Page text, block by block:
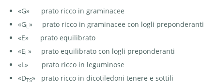
«G» prato ricco in graminacee
«GL » prato ricco in graminacee con logli preponderanti
«E» prato equilibrato
«EL » prato equilibrato con logli preponderanti
«L» prato ricco in leguminose
«DTS» prato ricco in dicotiledoni tenere e sottili